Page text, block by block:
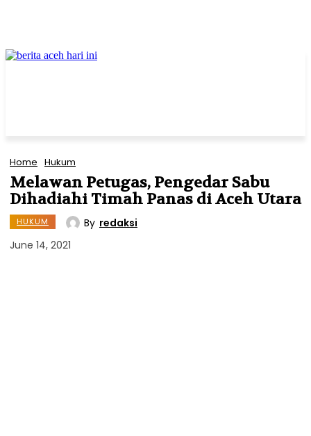
Home Hukum
Melawan Petugas, Pengedar Sabu
Dihadiahi Timah Panas di Aceh Utara
HUKUM By redaksi
June 14, 2021